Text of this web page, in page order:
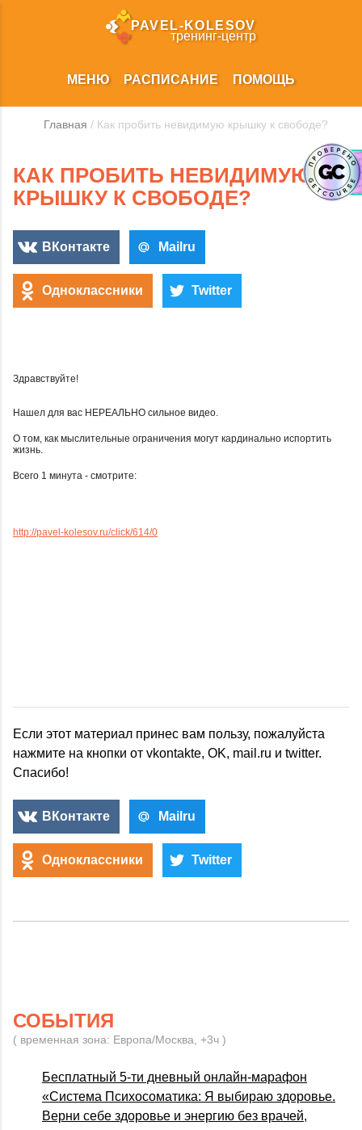
PAVEL‑KOLESOV
тренинг‑центр
МЕНЮ РАСПИСАНИЕ ПОМОЩЬ
Главная / Как пробить невидимую крышку к свободе?
КАК ПРОБИТЬ НЕВИДИМУЮ
КРЫШКУ К СВОБОДЕ?
ВКонтакте Mailru
Одноклассники Twitter
Здравствуйте!
Нашел для вас НЕРЕАЛЬНО сильное видео.
О том, как мыслительные ограничения могут кардинально испортить
жизнь.
Всего 1 минута - смотрите:
http://pavel-kolesov.ru/click/614/0
Если этот материал принес вам пользу, пожалуйста
нажмите на кнопки от vkontakte, OK, mail.ru и twitter.
Спасибо!
ВКонтакте Mailru
Одноклассники Twitter
СОБЫТИЯ
( временная зона: Европа/Москва, +3ч )
Бесплатный 5-ти дневный онлайн-марафон
«Система Психосоматика: Я выбираю здоровье.
Верни себе здоровье и энергию без врачей,